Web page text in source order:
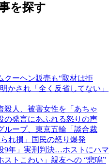
を探す
ーヘン販売も“取材は拒
かされ「全く反省してない」
殺人、被害女性を「あちゃ
の発言にあふれる怒りの声
ループ、東京五輪「談合裁
れ損」国民の怒り爆発
9年」実刑判決…ホストにハマ
ストこわい」親友への “悲鳴”